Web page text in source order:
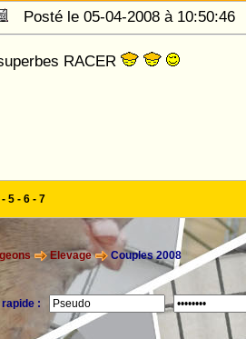
Posté le 05-04-2008 à
RACER
- 5 - 6 - 7
Elevage Couples 2008
rapide :